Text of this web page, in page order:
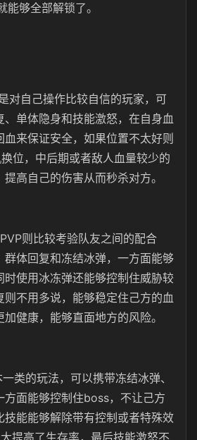
够全部解锁了。
对自己操作比较自信的玩家，可
、单体隐身和技能激怒，在自身血
来保证安全，如果位置不太好则
位，中后期或者敌人血量较少的
高自己的伤害从而秒杀对方。
则比较考验队友之间的配合
群体回复和冻结冰弹，一方面能够
时使用冰冻弹还能够控制住威胁较
则不用多说，能够稳定住己方的血
健康，能够直面地方的风险。
类的玩法，可以携带冻结冰弹、
方面能够控制住boss，不让己方
技能能够解除带有控制或者特殊效
提高了生存率，最后技能激怒不